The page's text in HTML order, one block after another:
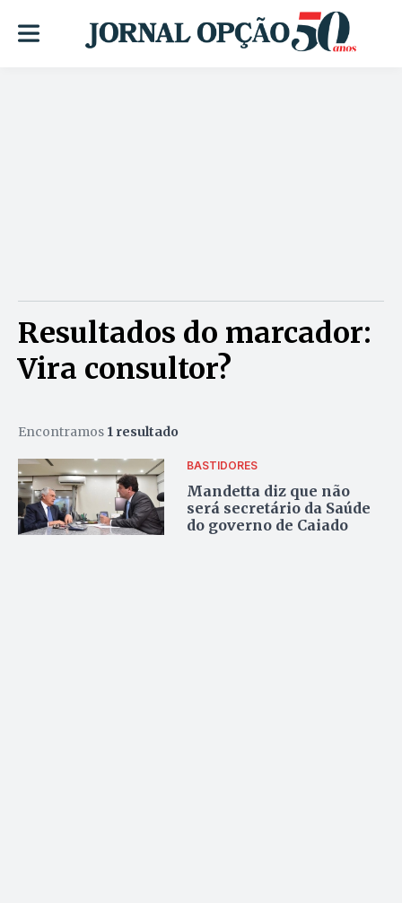
Resultados do marcador:
Vira consultor?
Encontramos 1 resultado
BASTIDORES
Mandetta diz que não
será secretário da Saúde
do governo de Caiado